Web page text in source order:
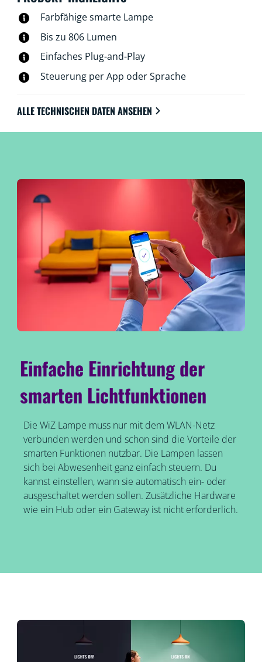
Farbfähige smarte Lampe
Bis zu 806 Lumen
Einfaches Plug-and-Play
Steuerung per App oder Sprache
ALLE TECHNISCHEN DATEN ANSEHEN
Einfache Einrichtung der
smarten Lichtfunktionen
Die WiZ Lampe muss nur mit dem WLAN-Netz
verbunden werden und schon sind die Vorteile der
smarten Funktionen nutzbar. Die Lampen lassen
sich bei Abwesenheit ganz einfach steuern. Du
kannst einstellen, wann sie automatisch ein- oder
ausgeschaltet werden sollen. Zusätzliche Hardware
wie ein Hub oder ein Gateway ist nicht erforderlich.